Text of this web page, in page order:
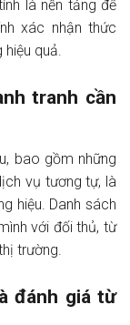
là nền tảng để
xác nhận thức
quả.
tranh cần
bao gồm những
vụ tương tự, là
hiệu. Danh sách
với đối thủ, từ
trường.
đánh giá từ